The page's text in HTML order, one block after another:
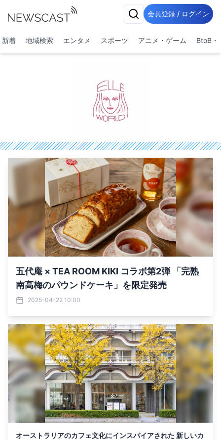
会員登録 / ログイン
新着 地域検索 エンタメ スポーツ アニメ・ゲーム BtoB・
五代庵 × TEA ROOM KIKI コラボ第2弾 「完熟
南高梅のパウンドケーキ」を限定発売
2025-04-22 10:00
オーストラリアのカフェ文化にインスパイアされた 新しいカ